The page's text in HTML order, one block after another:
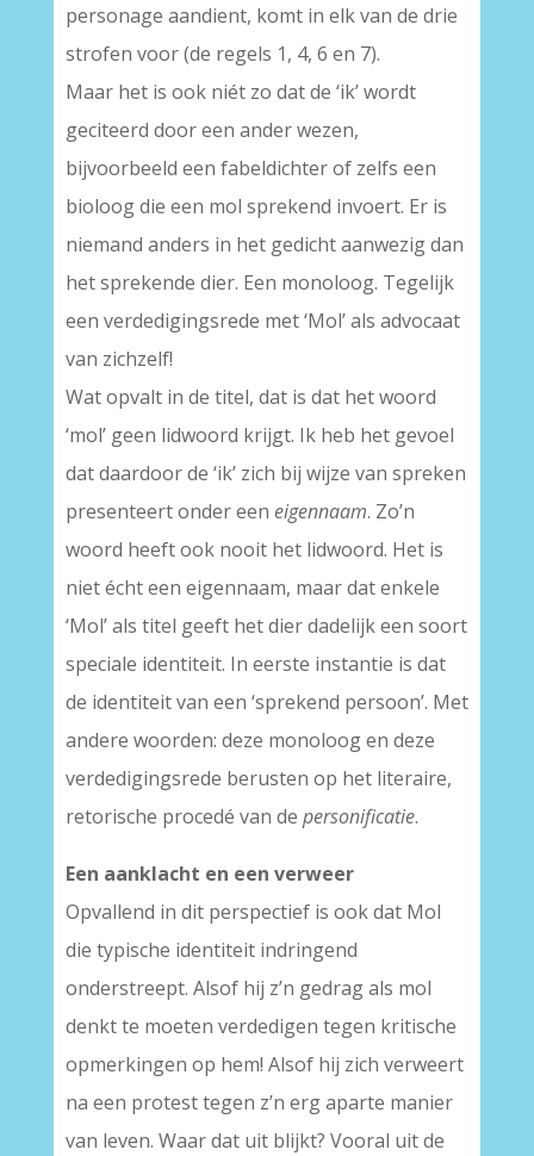
personage aandient, komt in elk van de drie
strofen voor (de regels 1, 4, 6 en 7).
Maar het is ook niét zo dat de ‘ik’ wordt
geciteerd door een ander wezen,
bijvoorbeeld een fabeldichter of zelfs een
bioloog die een mol sprekend invoert. Er is
niemand anders in het gedicht aanwezig dan
het sprekende dier. Een monoloog. Tegelijk
een verdedigingsrede met ‘Mol’ als advocaat
van zichzelf!
Wat opvalt in de titel, dat is dat het woord
‘mol’ geen lidwoord krijgt. Ik heb het gevoel
dat daardoor de ‘ik’ zich bij wijze van spreken
presenteert onder een eigennaam. Zo’n
woord heeft ook nooit het lidwoord. Het is
niet écht een eigennaam, maar dat enkele
‘Mol’ als titel geeft het dier dadelijk een soort
speciale identiteit. In eerste instantie is dat
de identiteit van een ‘sprekend persoon’. Met
andere woorden: deze monoloog en deze
verdedigingsrede berusten op het literaire,
retorische procedé van de personificatie.
Een aanklacht en een verweer
Opvallend in dit perspectief is ook dat Mol
die typische identiteit indringend
onderstreept. Alsof hij z’n gedrag als mol
denkt te moeten verdedigen tegen kritische
opmerkingen op hem! Alsof hij zich verweert
na een protest tegen z’n erg aparte manier
van leven. Waar dat uit blijkt? Vooral uit de